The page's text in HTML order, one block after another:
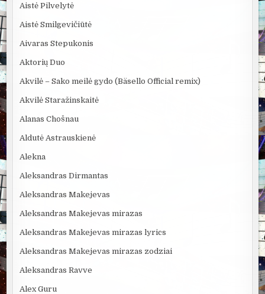
Aistė Pilvelytė
Aistė Smilgevičiūtė
Aivaras Stepukonis
Aktorių Duo
Akvilė – Sako meilė gydo (Bäsello Official remix)
Akvilė Staražinskaitė
Alanas Chošnau
Aldutė Astrauskienė
Alekna
Aleksandras Dirmantas
Aleksandras Makejevas
Aleksandras Makejevas mirazas
Aleksandras Makejevas mirazas lyrics
Aleksandras Makejevas mirazas zodziai
Aleksandras Ravve
Alex Guru